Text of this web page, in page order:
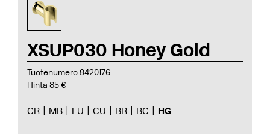
XSUP030 Honey Gold
Tuotenumero 9420176
Hinta 85 €
CR MB LU CU BR BC HG